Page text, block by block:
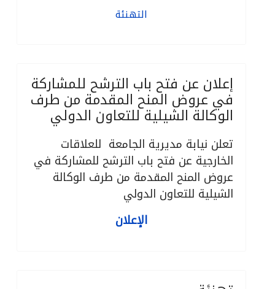
التهنئة
إعلان عن فتح باب الترشح للمشاركة
في عروض المنح المقدمة من طرف
الوكالة الشيلية للتعاون الدولي
تعلن نيابة مديرية الجامعة للعلاقات
الخارجية عن فتح باب الترشح للمشاركة في
عروض المنح المقدمة من طرف الوكالة
الشيلية للتعاون الدولي
الإعلان